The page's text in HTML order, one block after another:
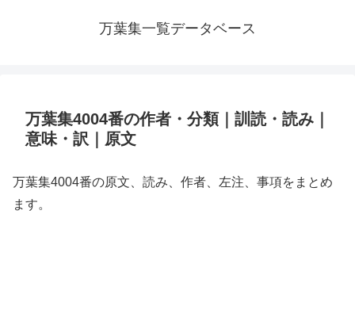
万葉集一覧データベース
万葉集4004番の作者・分類｜訓読・読み｜
意味・訳｜原文
万葉集4004番の原文、読み、作者、左注、事項をまとめ
ます。